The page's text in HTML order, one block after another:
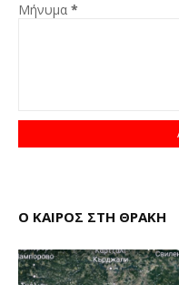
Μήνυμα *
Ο ΚΑΙΡΟΣ ΣΤΗ ΘΡΑΚΗ